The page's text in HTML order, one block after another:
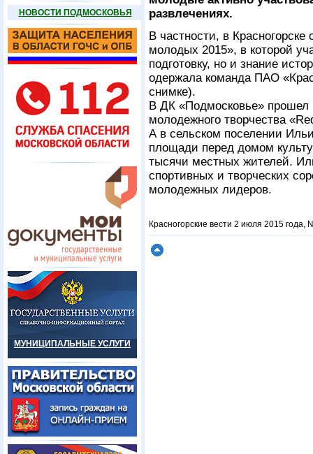
НОВОСТИ ПОДМОСКОВЬЯ
МУНИЦИПАЛЬНЫЕ УСЛУГИ
развлечениях.
В частности, в Красногорске
молодых 2015», в которой
подготовку, но и знание
одержала команда ПАО
снимке).
В ДК «Подмосковье»
молодежного творчества
А в сельском поселении
площади перед домом
тысячи местных жителей.
спортивных и творческих
молодежных лидеров.
Красногорские вести 2 июля 2015 года,